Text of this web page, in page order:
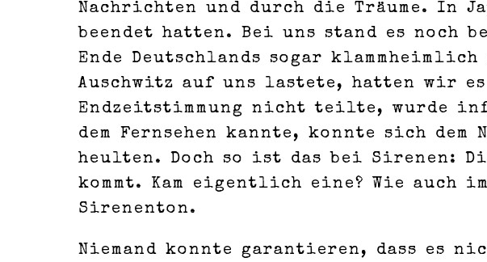
Nachrichten und durch die Träume. In
beendet hatten. Bei uns stand es noch
Ende Deutschlands sogar
Auschwitz auf uns lastete, hatten wir
Endzeitstimmung nicht teilte, wurde
dem Fernsehen kannte, konnte sich
heulten. Doch so ist das bei Sirenen:
kommt. Kam eigentlich eine? Wie auch
Sirenenton.
Niemand konnte garantieren, dass es